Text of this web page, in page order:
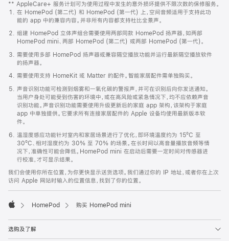
窗
口
中
打
开)
** AppleCare+ 服务计划可为使用过程中发生的意外损坏提供不限次数的保修服务。
在 HomePod (第二代) 和 HomePod (第一代) 上，空间音频适用于支持此功
能的 app 中的兼容内容。并非所有内容都支持杜比全景声。
组建 HomePod 立体声组合需要使用两部同款 HomePod 扬声器，如两部
HomePod mini、两部 HomePod (第二代) 或两部 HomePod (第一代)。
需要使用多部 HomePod 扬声器或兼容隔空播放功能并运行最新隔空播放软件
的扬声器。
需要使用支持 HomeKit 或 Matter 的配件。智能家居配件需单独购买。
声音识别功能可检测到烟雾和一氧化碳的警报声，并可在识别后向你发送通知。
当用户身处可能受到伤害的环境中，或在高风险或紧急情况下，均不应依赖声音
识别功能。声音识别功能需要使用升级更新后的家庭 app 架构，该架构于家庭
app 中单独提供。它要求所有连接家居配件的 Apple 设备均使用最新版本软
件。
温湿度感应功能针对室内和家居场景进行了优化，即环境温度约为 15ºC 至
30ºC、相对湿度约为 30% 至 70% 的场景。在长时间以高音量播放音频等情
况下，准确性可能会降低。HomePod mini 在启动后需要一定时间对传感器进
行校准，才可显示结果。
我们会使用你所在位置，为你更快显示送货选项。我们通过你的 IP 地址，或者你在上次
访问 Apple 网站时输入的位置信息，找到了你的位置。
HomePod 购买 HomePod mini
选购及了解